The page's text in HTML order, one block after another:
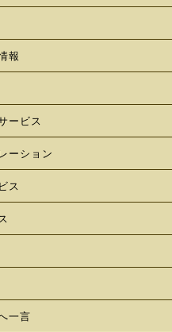
報
ービス
ーション
ス
一言